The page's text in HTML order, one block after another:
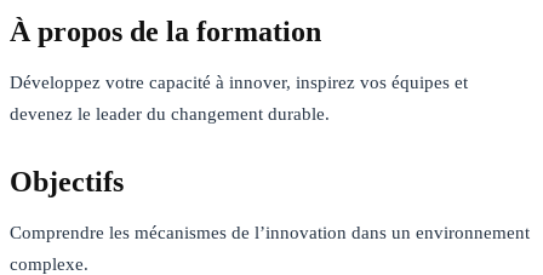
À propos de la formation
Développez votre capacité à innover, inspirez vos équipes et
devenez le leader du changement durable.
Objectifs
Comprendre les mécanismes de l’innovation dans un environnement
complexe.